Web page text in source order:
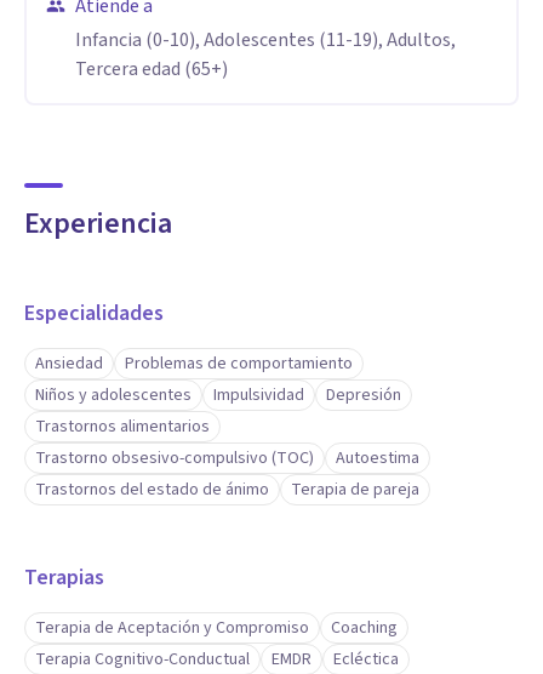
desplazan desde otras localidades.
Psicólogos PsicoAbreu con una imagen renovada, pero
conservando los servicios de calidad y efectividad que han
Más información en:
Aptitudes
En todas sus clínicas se ofrece un servicio psicológico eficaz
y de calidad en el que cada persona se trata de forma
individualizada para que no solo supere el problema que le
para siempre. En estos más de 20 años de trayectoria, las
clínicas PsicoAbreu suman más de 100.000 sesiones llevadas
a cabo mediante una terapia psicológica individualizada,
Atiende a
Infancia (0-10), Adolescentes (11-19), Adultos,
Tercera edad (65+)
Experiencia
Especialidades
Ansiedad
Problemas de comportamiento
Niños y adolescentes
Impulsividad
Depresión
Trastornos alimentarios
Trastorno obsesivo-compulsivo (TOC)
Autoestima
Trastornos del estado de ánimo
Terapia de pareja
Terapias
Terapia de Aceptación y Compromiso
Coaching
Terapia Cognitivo-Conductual
EMDR
Ecléctica